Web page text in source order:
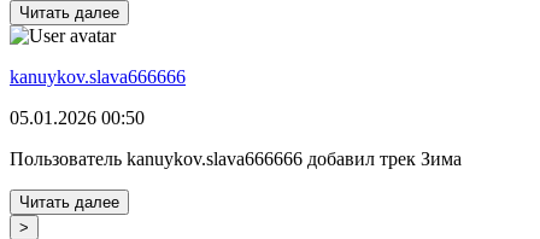
Читать далее
kanuykov.slava666666
05.01.2026 00:50
Пользователь kanuykov.slava666666 добавил трек Зима
Читать далее
>